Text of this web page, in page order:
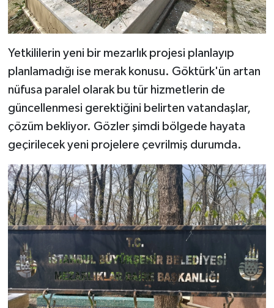
Yetkililerin yeni bir mezarlık projesi planlayıp
planlamadığı ise merak konusu. Göktürk'ün artan
nüfusa paralel olarak bu tür hizmetlerin de
güncellenmesi gerektiğini belirten vatandaşlar,
çözüm bekliyor. Gözler şimdi bölgede hayata
geçirilecek yeni projelere çevrilmiş durumda.